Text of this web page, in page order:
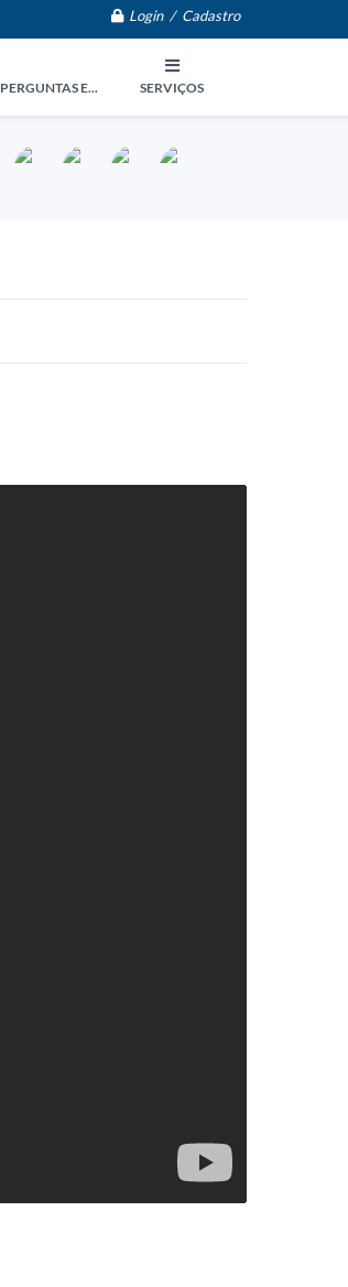
Login / Cadastro
PERGUNTAS E... SERVIÇOS